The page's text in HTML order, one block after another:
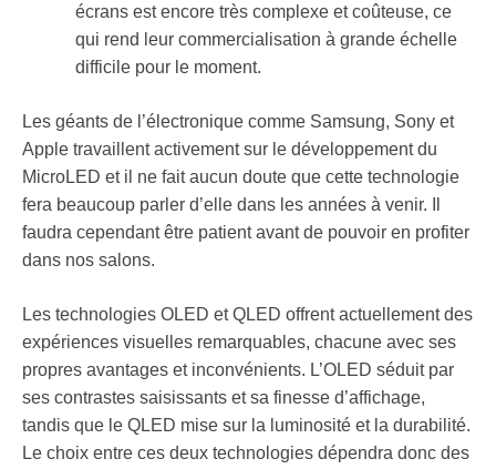
écrans est encore très complexe et coûteuse, ce
qui rend leur commercialisation à grande échelle
difficile pour le moment.
Les géants de l’électronique comme Samsung, Sony et
Apple travaillent activement sur le développement du
MicroLED et il ne fait aucun doute que cette technologie
fera beaucoup parler d’elle dans les années à venir. Il
faudra cependant être patient avant de pouvoir en profiter
dans nos salons.
Les technologies OLED et QLED offrent actuellement des
expériences visuelles remarquables, chacune avec ses
propres avantages et inconvénients. L’OLED séduit par
ses contrastes saisissants et sa finesse d’affichage,
tandis que le QLED mise sur la luminosité et la durabilité.
Le choix entre ces deux technologies dépendra donc des